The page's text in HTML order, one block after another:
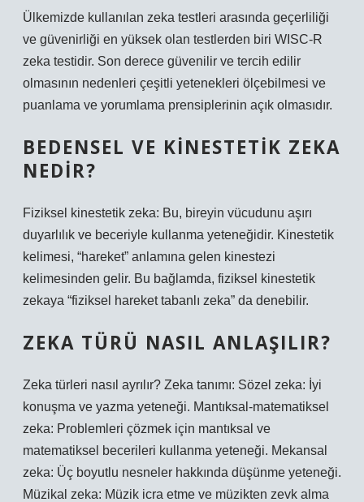
Ülkemizde kullanılan zeka testleri arasında geçerliliği
ve güvenirliği en yüksek olan testlerden biri WISC-R
zeka testidir. Son derece güvenilir ve tercih edilir
olmasının nedenleri çeşitli yetenekleri ölçebilmesi ve
puanlama ve yorumlama prensiplerinin açık olmasıdır.
BEDENSEL VE KINESTETIK ZEKA
NEDIR?
Fiziksel kinestetik zeka: Bu, bireyin vücudunu aşırı
duyarlılık ve beceriyle kullanma yeteneğidir. Kinestetik
kelimesi, “hareket” anlamına gelen kinestezi
kelimesinden gelir. Bu bağlamda, fiziksel kinestetik
zekaya “fiziksel hareket tabanlı zeka” da denebilir.
ZEKA TÜRÜ NASIL ANLAŞILIR?
Zeka türleri nasıl ayrılır? Zeka tanımı: Sözel zeka: İyi
konuşma ve yazma yeteneği. Mantıksal-matematiksel
zeka: Problemleri çözmek için mantıksal ve
matematiksel becerileri kullanma yeteneği. Mekansal
zeka: Üç boyutlu nesneler hakkında düşünme yeteneği.
Müzikal zeka: Müzik icra etme ve müzikten zevk alma